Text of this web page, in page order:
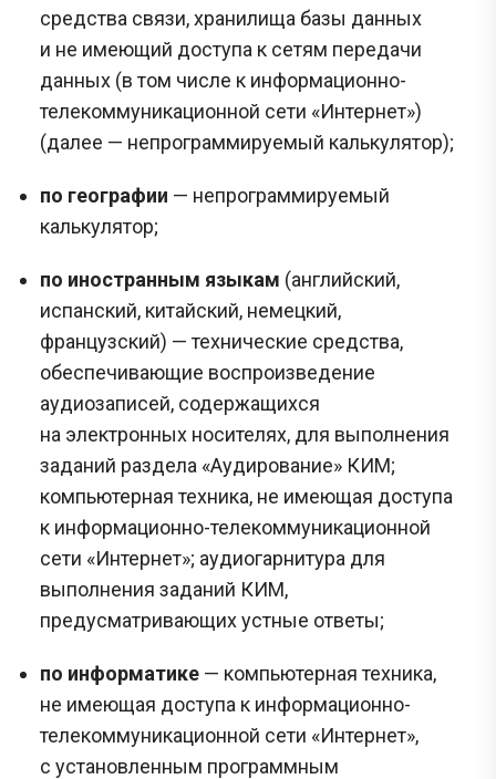
средства связи, хранилища базы данных
и не имеющий доступа к сетям передачи
данных (в том числе к информационно-
телекоммуникационной сети «Интернет»)
(далее — непрограммируемый калькулятор);
по географии — непрограммируемый
калькулятор;
по иностранным языкам (английский,
испанский, китайский, немецкий,
французский) — технические средства,
обеспечивающие воспроизведение
аудиозаписей, содержащихся
на электронных носителях, для выполнения
заданий раздела «Аудирование» КИМ;
компьютерная техника, не имеющая доступа
к информационно-телекоммуникационной
сети «Интернет»; аудиогарнитура для
выполнения заданий КИМ,
предусматривающих устные ответы;
по информатике — компьютерная техника,
не имеющая доступа к информационно-
телекоммуникационной сети «Интернет»,
с установленным программным